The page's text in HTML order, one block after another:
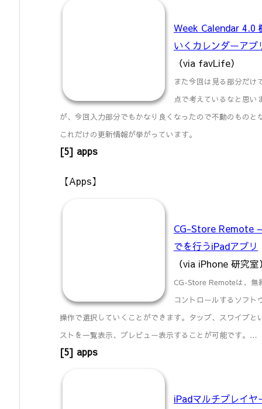
Week Calendar 4.0
いくカレンダーアプ
（via favLife）
また今回は見る部分だけ
点で考えているなと思い
が、今回入力部分でもかなり良くなったので不動のもの
これだけの更新情報が挙がっています。
[5] apps
【Apps】
CG-Store Remote
でを行うiPadアプリ
（via iPhone 研究室
CG-Store Remoteは、無
コントロールするソフト
操作で選択していくことができます。タップ、スワイプ
ストを一覧表示、プレビュー表示することが可能です。…
[5] apps
iPadマルチプレイ